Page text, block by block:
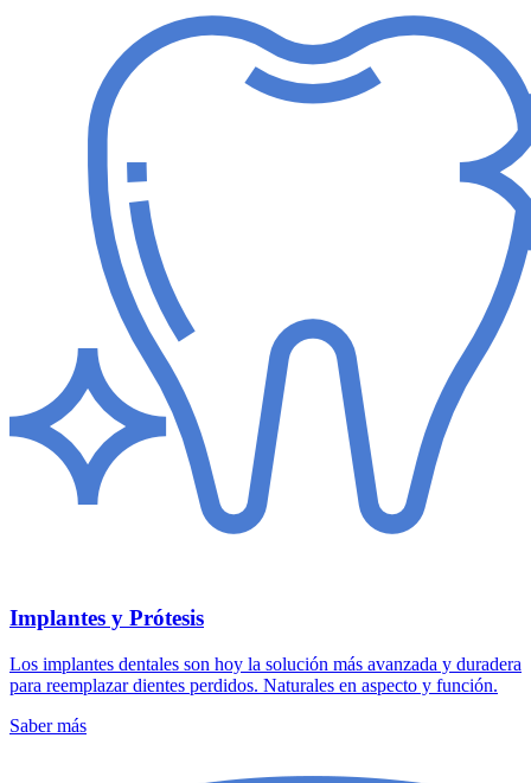
Implantes y Prótesis
Los implantes dentales son hoy la solución más avanzada y duradera
para reemplazar dientes perdidos. Naturales en aspecto y función.
Saber más